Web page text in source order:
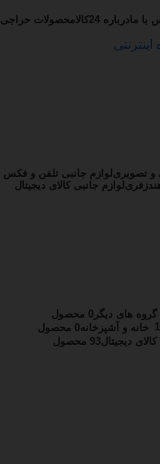
با مادرباره 24کالا محصولات حراجی
و تصویری لوازم جانبی تلفن و فکس
لوازم جانبی کالای دیجیتال
گروه های دیگر 0 محصول
خانه و آشپزخانه0 محصول
کالای دیجیتال93 محصول